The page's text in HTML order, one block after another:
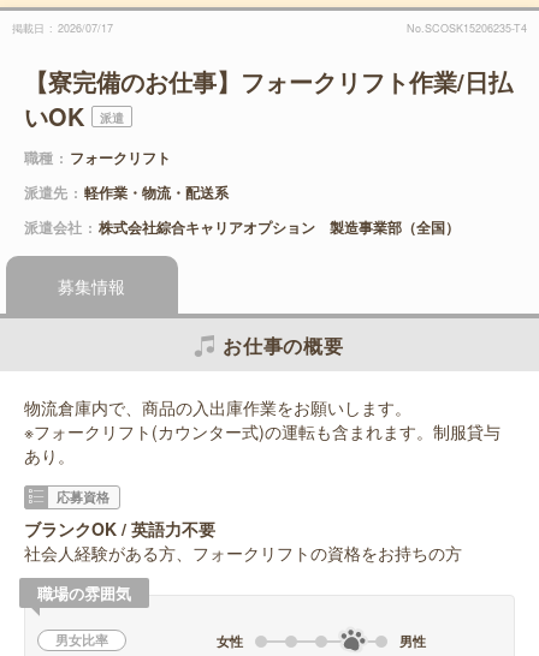
掲載日 2026/07/17 No.SCOSK15206235-T4
【寮完備のお仕事】フォークリフト作業/日払
いOK
派遣
職種
フォークリフト
派遣先
軽作業・物流・配送系
派遣会社
株式会社綜合キャリアオプション 製造事業部（全国）
募集情報
お仕事の概要
物流倉庫内で、商品の入出庫作業をお願いします。
※フォークリフト(カウンター式)の運転も含まれます。制服貸与
あり。
応募資格
ブランクOK / 英語力不要
社会人経験がある方、フォークリフトの資格をお持ちの方
職場の雰囲気
男女比率 女性 男性